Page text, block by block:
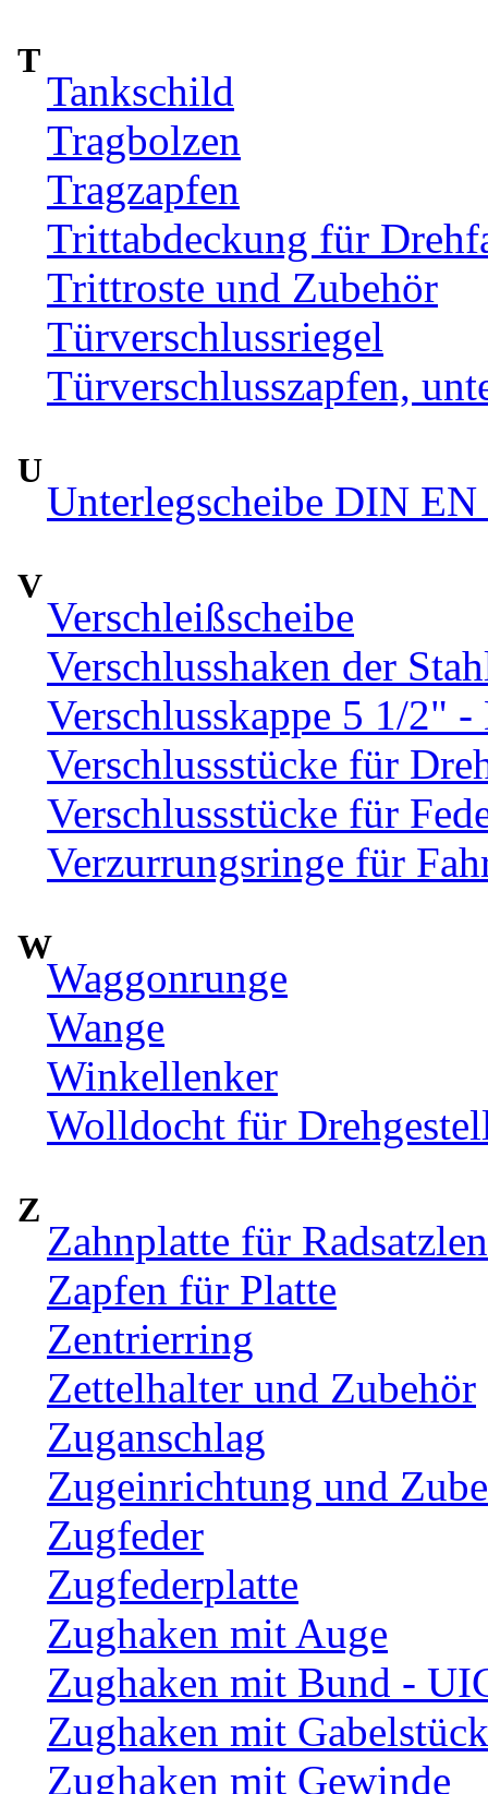
T
Tankschild
Tragbolzen
Tragzapfen
Trittabdeckung für
Trittroste und Zubehör
Türverschlussriegel
Türverschlusszapfen,
U
Unterlegscheibe DIN
V
Verschleißscheibe
Verschlusshaken der
Verschlusskappe 5 1/2"
Verschlussstücke für
Verschlussstücke für
Verzurrungsringe für
W
Waggonrunge
Wange
Winkellenker
Wolldocht für
Z
Zahnplatte für
Zapfen für Platte
Zentrierring
Zettelhalter und Zubehör
Zuganschlag
Zugeinrichtung und
Zugfeder
Zugfederplatte
Zughaken mit Auge
Zughaken mit Bund -
Zughaken mit Gabelstück
Zughaken mit Gewinde